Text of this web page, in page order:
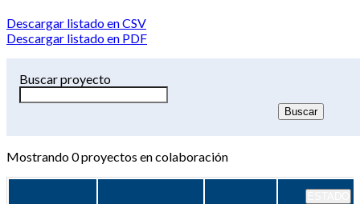
Descargar listado en CSV
Descargar listado en PDF
Buscar proyecto
Mostrando0proyectos en colaboración